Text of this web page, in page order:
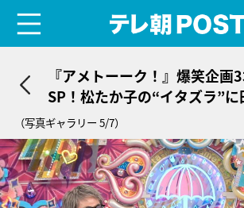
『アメトーーク！』爆笑企画
SP！松たか子の“イタズラ”
叫
（写真ギャラリー 5/7）